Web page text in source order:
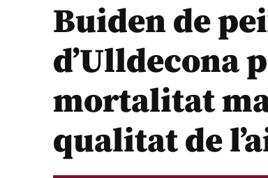
Buiden de
d’Ulldecona
mortalitat
qualitat de